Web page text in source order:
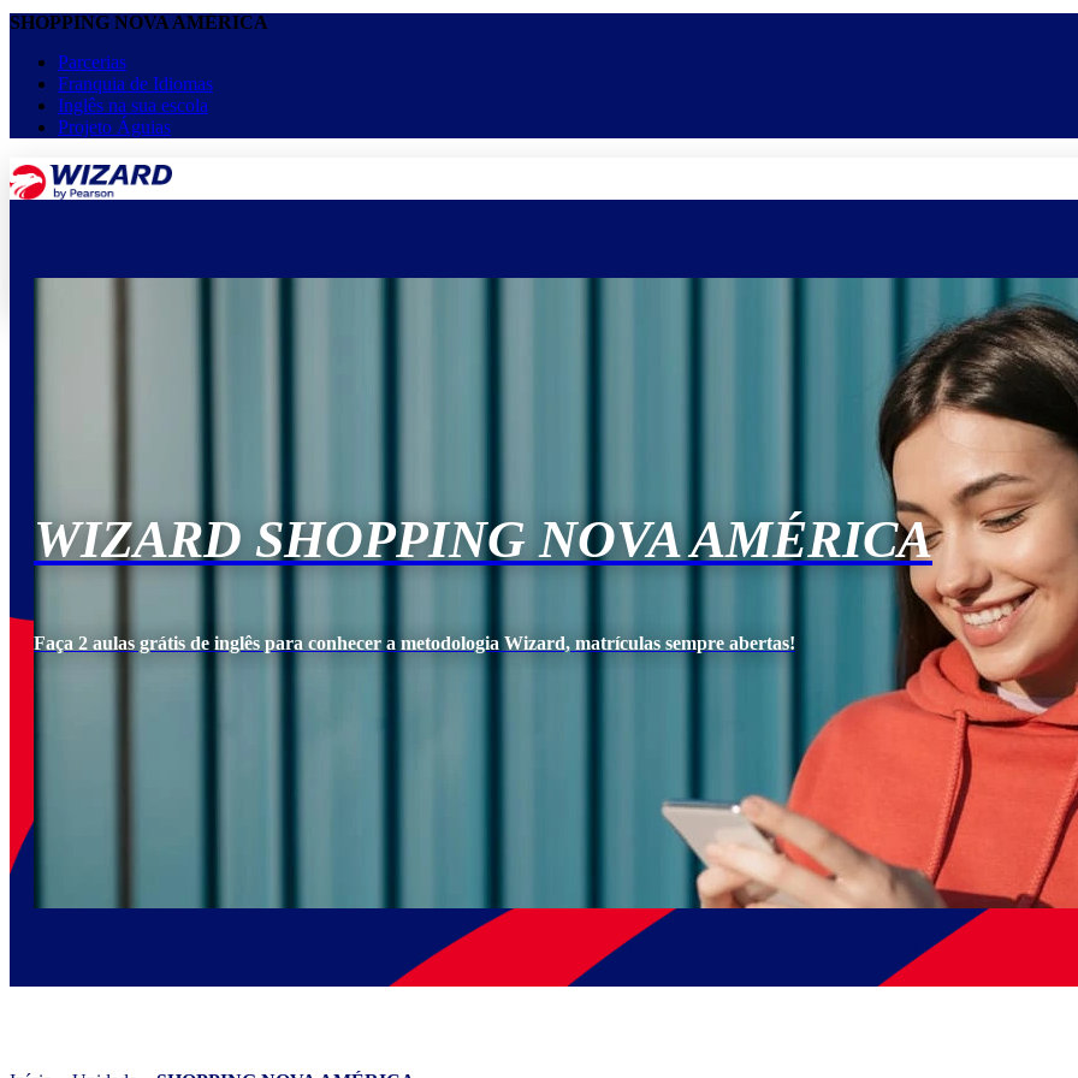
SHOPPING NOVA AMÉRICA
Parcerias
Franquia de Idiomas
Inglês na sua escola
Projeto Águias
Equipe
WIZARD SHOPPING NOVA AMÉRICA
Faça 2 aulas grátis de inglês para conhecer a metodologia Wizard, matrículas sempre abertas!